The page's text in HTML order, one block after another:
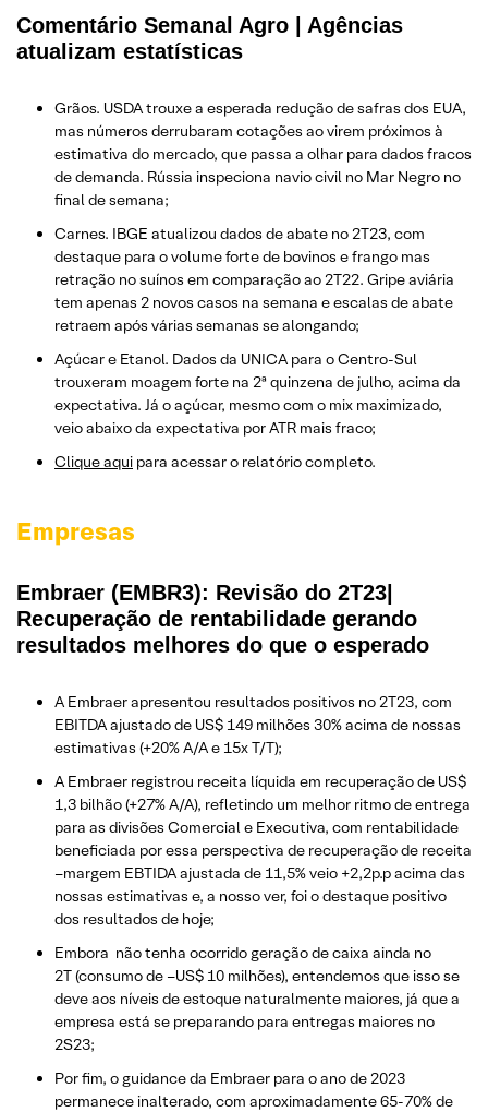
Comentário Semanal Agro | Agências
atualizam estatísticas
Grãos. USDA trouxe a esperada redução de safras dos EUA,
mas números derrubaram cotações ao virem próximos à
estimativa do mercado, que passa a olhar para dados fracos
de demanda. Rússia inspeciona navio civil no Mar Negro no
final de semana;
Carnes. IBGE atualizou dados de abate no 2T23, com
destaque para o volume forte de bovinos e frango mas
retração no suínos em comparação ao 2T22. Gripe aviária
tem apenas 2 novos casos na semana e escalas de abate
retraem após várias semanas se alongando;
Açúcar e Etanol. Dados da UNICA para o Centro-Sul
trouxeram moagem forte na 2ª quinzena de julho, acima da
expectativa. Já o açúcar, mesmo com o mix maximizado,
veio abaixo da expectativa por ATR mais fraco;
Clique aqui para acessar o relatório completo.
Empresas
Embraer (EMBR3): Revisão do 2T23|
Recuperação de rentabilidade gerando
resultados melhores do que o esperado
A Embraer apresentou resultados positivos no 2T23, com
EBITDA ajustado de US$ 149 milhões 30% acima de nossas
estimativas (+20% A/A e 15x T/T);
A Embraer registrou receita líquida em recuperação de US$
1,3 bilhão (+27% A/A), refletindo um melhor ritmo de entrega
para as divisões Comercial e Executiva, com rentabilidade
beneficiada por essa perspectiva de recuperação de receita
–margem EBTIDA ajustada de 11,5% veio +2,2p.p acima das
nossas estimativas e, a nosso ver, foi o destaque positivo
dos resultados de hoje;
Embora não tenha ocorrido geração de caixa ainda no
2T (consumo de –US$ 10 milhões), entendemos que isso se
deve aos níveis de estoque naturalmente maiores, já que a
empresa está se preparando para entregas maiores no
2S23;
Por fim, o guidance da Embraer para o ano de 2023
permanece inalterado, com aproximadamente 65-70% de